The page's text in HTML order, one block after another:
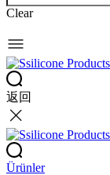
Clear
返回
Ürünler